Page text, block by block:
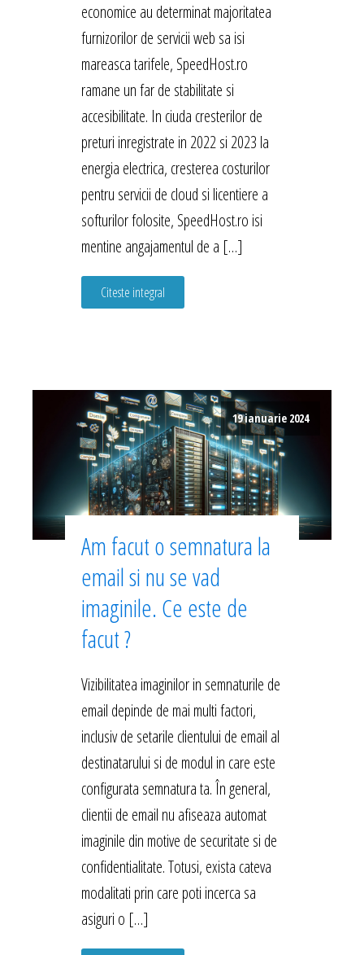
economice au determinat majoritatea
furnizorilor de servicii web sa isi
mareasca tarifele, SpeedHost.ro
ramane un far de stabilitate si
accesibilitate. In ciuda cresterilor de
preturi inregistrate in 2022 si 2023 la
energia electrica, cresterea costurilor
pentru servicii de cloud si licentiere a
softurilor folosite, SpeedHost.ro isi
mentine angajamentul de a […]
Citeste integral
19 ianuarie 2024
Am facut o semnatura la
email si nu se vad
imaginile. Ce este de
facut ?
Vizibilitatea imaginilor in semnaturile de
email depinde de mai multi factori,
inclusiv de setarile clientului de email al
destinatarului si de modul in care este
configurata semnatura ta. În general,
clientii de email nu afiseaza automat
imaginile din motive de securitate si de
confidentialitate. Totusi, exista cateva
modalitati prin care poti incerca sa
asiguri o […]